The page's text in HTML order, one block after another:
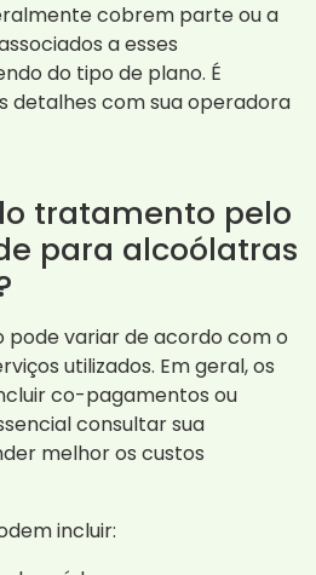
cobrem parte ou a
a esses
do tipo de plano. É
detalhes com sua operadora
tratamento pelo
para alcoólatras
variar de acordo com o
utilizados. Em geral, os
co-pagamentos ou
consultar sua
melhor os custos
incluir: